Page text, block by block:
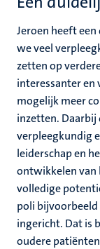
Jeroen heeft een
we veel
zetten op
interessanter en
mogelijk meer
inzetten. Daarbij
verpleegkundig
leiderschap en
ontwikkelen van
volledige
poli
ingericht. Dat is
oudere